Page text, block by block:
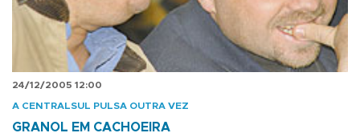
24/12/2005 12:00
A CENTRALSUL PULSA OUTRA VEZ
GRANOL EM CACHOEIRA